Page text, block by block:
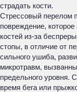
страдать кости.
Стрессовый перелом
повреждение,
костей из-за
стопы, в отличие от
сильного ушиба,
микротравм,
предельного уровня.
время бега или